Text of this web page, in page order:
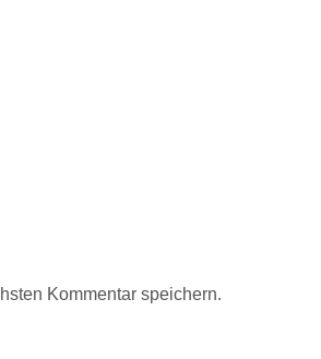
Kommentar speichern.